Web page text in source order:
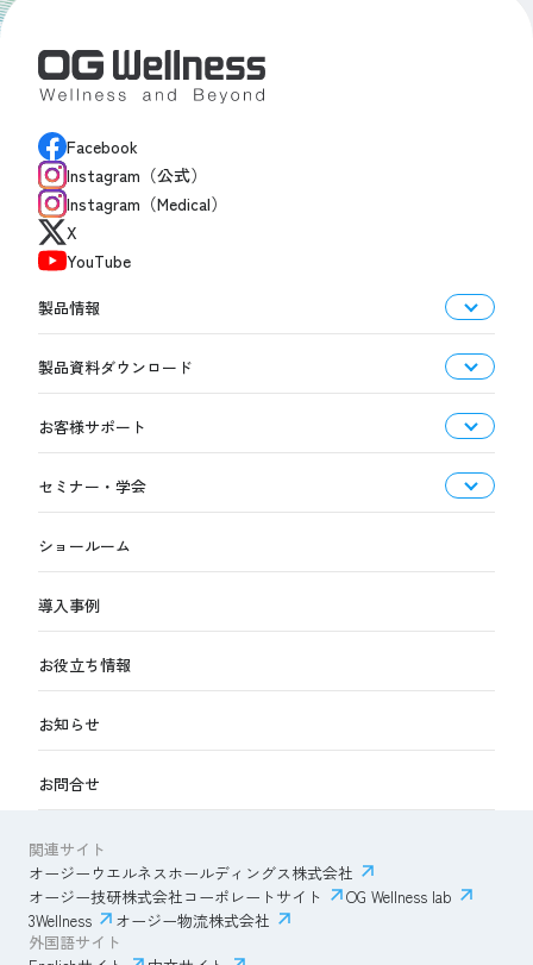
Facebook
Instagram（公式）
Instagram（Medical）
X
YouTube
製品情報
製品資料ダウンロード
お客様サポート
セミナー・学会
ショールーム
導入事例
お役立ち情報
お知らせ
お問合せ
関連サイト
オージーウエルネスホールディングス株式会社
オージー技研株式会社コーポレートサイト
OG Wellness lab
3Wellness
オージー物流株式会社
外国語サイト